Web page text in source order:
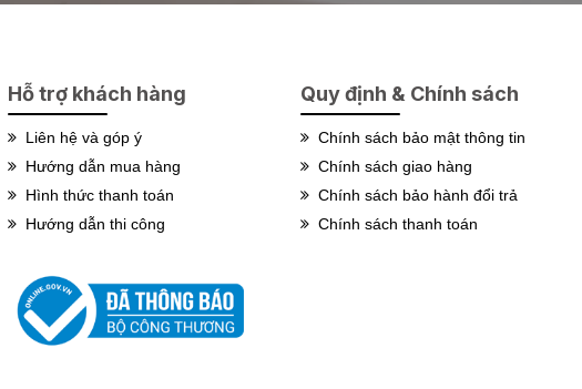
Hỗ trợ khách hàng
Liên hệ và góp ý
Hướng dẫn mua hàng
Hình thức thanh toán
Hướng dẫn thi công
Quy định & Chính sách
Chính sách bảo mật thông tin
Chính sách giao hàng
Chính sách bảo hành đổi trả
Chính sách thanh toán